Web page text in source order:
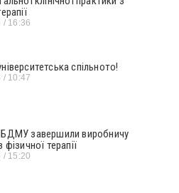
16:36
спільното!
10:47
завершили виробничу
фізичної терапії
15:20